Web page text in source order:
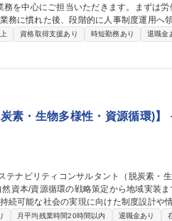
務に慣れた後、段階的に人事制度運用へ
務運営を大切にしています。■労務管理
関する運用管理（計算は一部委託）■将
経験可） 募集職種 【尼崎】労務/ヤンマ
資格取得支援あり 時短勤務あり 退職金
素・生物多様性・資源循環)】
続可能な社会の実現に向けた制度設計や
月平均残業時間20時間以内 退職金あり